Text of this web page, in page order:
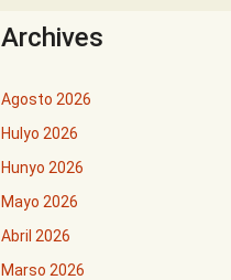
Archives
Agosto 2026
Hulyo 2026
Hunyo 2026
Mayo 2026
Abril 2026
Marso 2026